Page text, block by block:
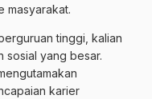
masyarakat.
tinggi, kalian
sosial yang besar.
karier